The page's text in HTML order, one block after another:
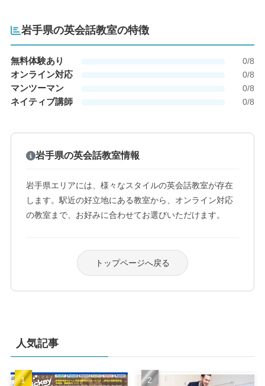
岩手県の英会話教室の特徴
無料体験あり 0/8
オンライン対応 0/8
マンツーマン 0/8
ネイティブ講師 0/8
岩手県の英会話教室情報
岩手県エリアには、様々なスタイルの英会話教室が存在
します。駅近の好立地にある教室から、オンライン対応
の教室まで、お好みに合わせてお選びいただけます。
トップページへ戻る
人気記事